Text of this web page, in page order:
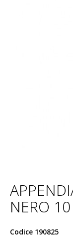
NERO
Codice 190825